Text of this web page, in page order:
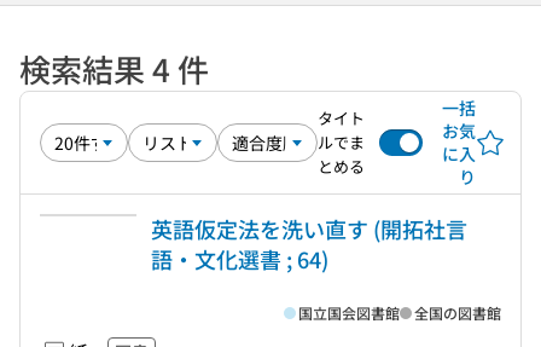
検索結果 4 件
タイト
ルでま
とめる
一括
お気
に入
り
英語仮定法を洗い直す (開拓社言
語・文化選書 ; 64)
国立国会図書館 全国の図書館